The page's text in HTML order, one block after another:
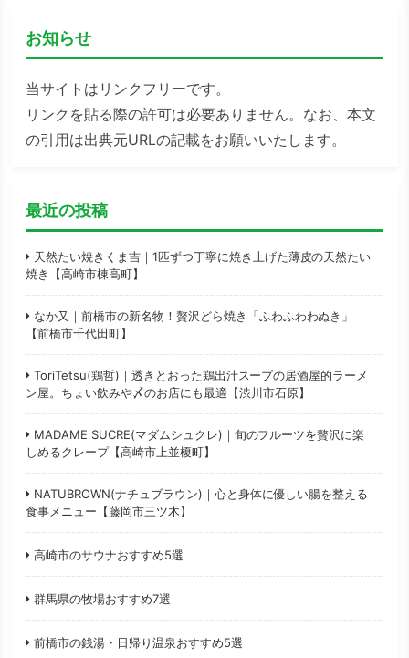
お知らせ
当サイトはリンクフリーです。
リンクを貼る際の許可は必要ありません。なお、本文
の引用は出典元URLの記載をお願いいたします。
最近の投稿
天然たい焼きくま吉｜1匹ずつ丁寧に焼き上げた薄皮の天然たい
焼き【高崎市棟高町】
なか又｜前橋市の新名物！贅沢どら焼き「ふわふわわぬき」
【前橋市千代田町】
ToriTetsu(鶏哲)｜透きとおった鶏出汁スープの居酒屋的ラーメ
ン屋。ちょい飲みや〆のお店にも最適【渋川市石原】
MADAME SUCRE(マダムシュクレ)｜旬のフルーツを贅沢に楽
しめるクレープ【高崎市上並榎町】
NATUBROWN(ナチュブラウン)｜心と身体に優しい腸を整える
食事メニュー【藤岡市三ツ木】
高崎市のサウナおすすめ5選
群馬県の牧場おすすめ7選
前橋市の銭湯・日帰り温泉おすすめ5選